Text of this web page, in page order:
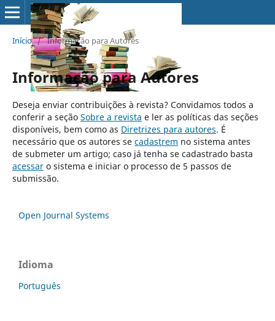
Início / Informação para Autores
Informação para Autores
Deseja enviar contribuições à revista? Convidamos todos a
conferir a seção Sobre a revista e ler as políticas das seções
disponíveis, bem como as Diretrizes para autores. É
necessário que os autores se cadastrem no sistema antes
de submeter um artigo; caso já tenha se cadastrado basta
acessaro sistema e iniciar o processo de 5 passos de
submissão.
Open Journal Systems
Idioma
Português